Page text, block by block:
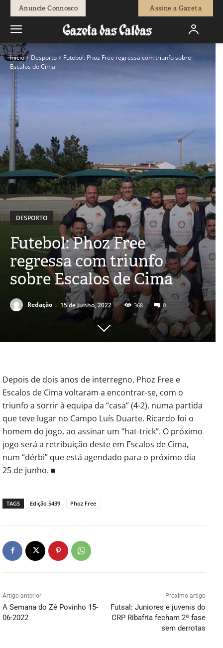
Anuncie Connosco Assine a Gazeta
Início Desporto
Futebol: Phoz Free regressa com triunfo sobre
Escalos de Cima
DESPORTO
Futebol: Phoz Free
regressa com triunfo
sobre Escalos de Cima
Redação - 15 de Junho, 2022 368 0
Depois de dois anos de interregno, Phoz Free e
Escalos de Cima voltaram a encontrar-se, com o
triunfo a sorrir à equipa da “casa” (4-2), numa partida
que teve lugar no Campo Luís Duarte. Ricardo foi o
homem do jogo, ao assinar um “hat-trick”. O próximo
jogo será a retribuição deste em Escalos de Cima,
num “dérbi” que está agendado para o próximo dia
25 de junho. ■
TAGS Edição 5439 Phoz Free
Artigo anterior
A Semana do Zé Povinho 15-
06-2022
Próximo artigo
Futsal: Juniores e juvenis do
CRP Ribafria fecham 2ª fase
sem derrotas